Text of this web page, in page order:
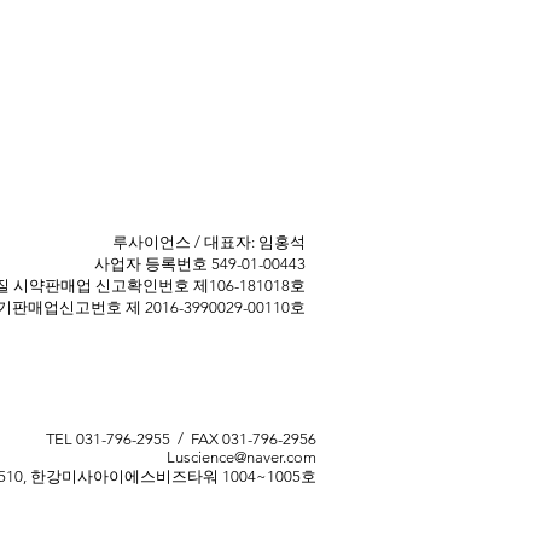
​루사이언스 / 대표자: 임홍석
사업자 등록번호 549-01-00443
시약판매업 신고확인번호 제106-181018호
판매업신고번호 제 2016-3990029-00110호
TEL 031-796-2955 / FAX 031-796-2956
Luscience@naver.com
한강미사아이에스비즈타워 1004~1005호